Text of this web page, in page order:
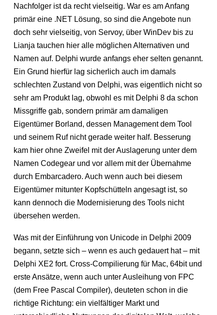
Nachfolger ist da recht vielseitig. War es am Anfang
primär eine .NET Lösung, so sind die Angebote nun
doch sehr vielseitig, von Servoy, über WinDev bis zu
Lianja tauchen hier alle möglichen Alternativen und
Namen auf. Delphi wurde anfangs eher selten genannt.
Ein Grund hierfür lag sicherlich auch im damals
schlechten Zustand von Delphi, was eigentlich nicht so
sehr am Produkt lag, obwohl es mit Delphi 8 da schon
Missgriffe gab, sondern primär am damaligen
Eigentümer Borland, dessen Management dem Tool
und seinem Ruf nicht gerade weiter half. Besserung
kam hier ohne Zweifel mit der Auslagerung unter dem
Namen Codegear und vor allem mit der Übernahme
durch Embarcadero. Auch wenn auch bei diesem
Eigentümer mitunter Kopfschütteln angesagt ist, so
kann dennoch die Modernisierung des Tools nicht
übersehen werden.
Was mit der Einführung von Unicode in Delphi 2009
begann, setzte sich – wenn es auch gedauert hat – mit
Delphi XE2 fort. Cross-Compilierung für Mac, 64bit und
erste Ansätze, wenn auch unter Ausleihung von FPC
(dem Free Pascal Compiler), deuteten schon in die
richtige Richtung: ein vielfältiger Markt und